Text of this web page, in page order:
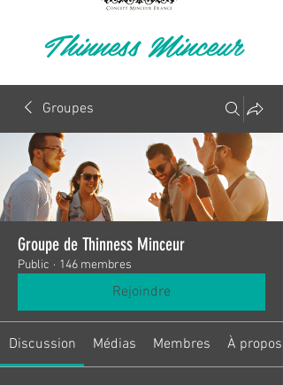
Thinness Minceur
Groupes
Groupe de Thinness Minceur
Public · 146 membres
Rejoindre
Discussion Médias Membres À propos